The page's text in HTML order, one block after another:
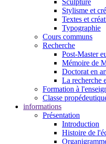
Stylisme et
Textes et
Typographie
Cours communs
Recherche
Post-Master
Mémoire de
Doctorat en
La recherche
Formation à
Classe
informations
Présentation
Introduction
Histoire de